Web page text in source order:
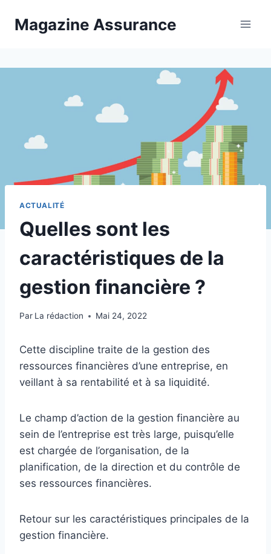
Magazine Assurance
ACTUALITÉ
Quelles sont les
caractéristiques de la
gestion financière ?
Par La rédaction Mai 24, 2022
Cette discipline traite de la gestion des
ressources financières d’une entreprise, en
veillant à sa rentabilité et à sa liquidité.
Le champ d’action de la gestion financière au
sein de l’entreprise est très large, puisqu’elle
est chargée de l’organisation, de la
planification, de la direction et du contrôle de
ses ressources financières.
Retour sur les caractéristiques principales de la
gestion financière.